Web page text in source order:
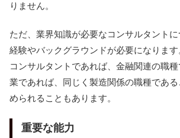
りません。
ただ、業界知識が必要なコンサルタント
経験やバックグラウンドが必要になりま
コンサルタントであれば、金融関連の職
業であれば、同じく製造関係の職種であ
められることもあります。
重要な能力